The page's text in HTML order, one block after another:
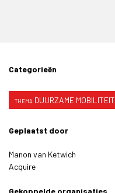
Categorieën
DUURZAME MOBILITEIT
Geplaatst door
Manon van Ketwich
Acquire
Gekoppelde organisaties